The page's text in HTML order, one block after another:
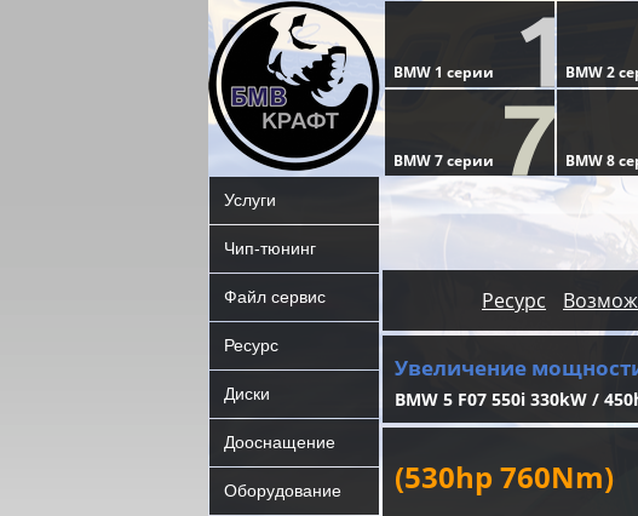
Услуги
Чип-тюнинг
Файл сервис
Ресурс
Диски
Дооснащение
Оборудование
Ресурс
Увеличение
BMW 5 F07 550i 330kW /
(530hp 760Nm)